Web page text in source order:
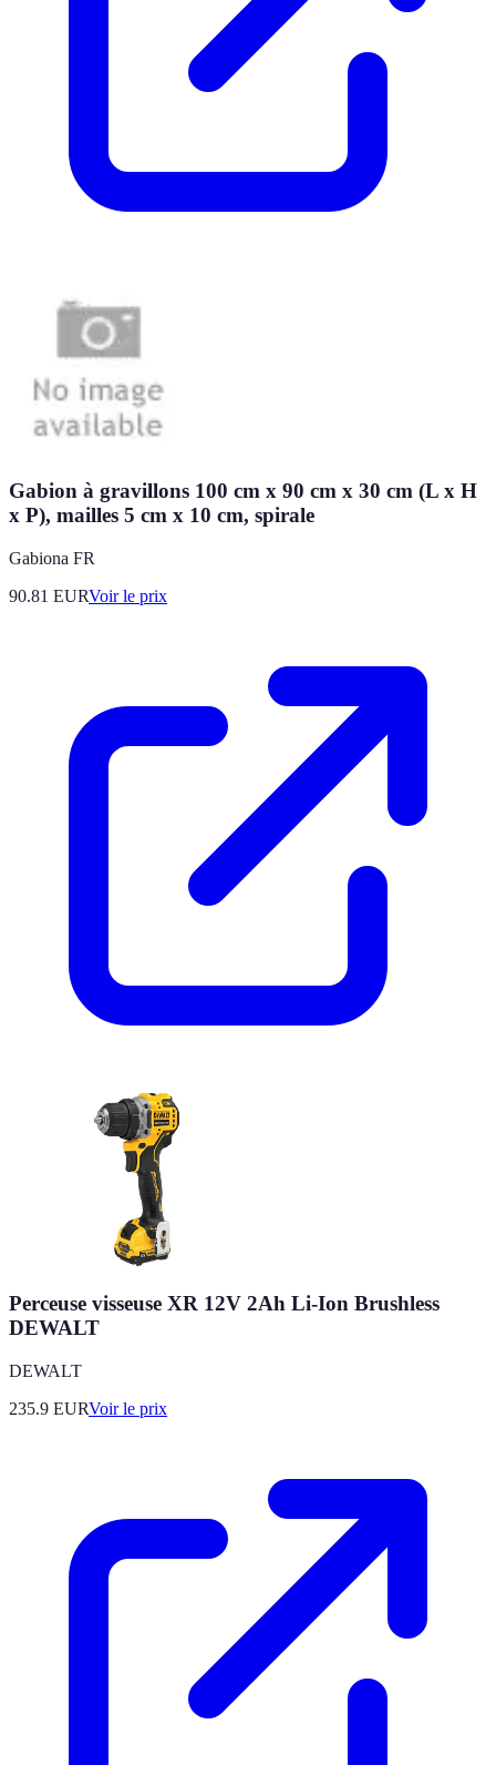
Gabion à gravillons 100 cm x 90 cm x 30 cm (L x H
x P), mailles 5 cm x 10 cm, spirale
Gabiona FR
90.81 EURVoir le prix
Perceuse visseuse XR 12V 2Ah Li-Ion Brushless
DEWALT
DEWALT
235.9 EURVoir le prix